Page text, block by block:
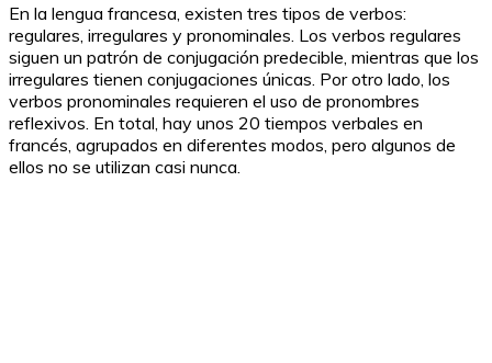
En la lengua francesa, existen tres tipos de verbos:
regulares, irregulares y pronominales. Los verbos regulares
siguen un patrón de conjugación predecible, mientras que los
irregulares tienen conjugaciones únicas. Por otro lado, los
verbos pronominales requieren el uso de pronombres
reflexivos. En total, hay unos 20 tiempos verbales en
francés, agrupados en diferentes modos, pero algunos de
ellos no se utilizan casi nunca.